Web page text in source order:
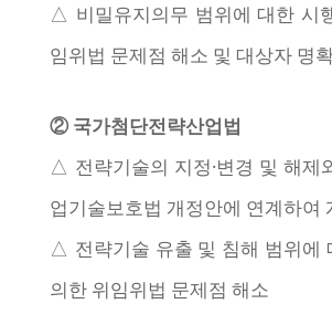
△ 비밀유지의무 범위에 대한 시
임위법 문제점 해소 및 대상자 명
② 국가첨단전략산업법
△ 전략기술의 지정·변경 및 해제
업기술보호법 개정안에 연계하여
△ 전략기술 유출 및 침해 범위에
의한 위임위법 문제점 해소